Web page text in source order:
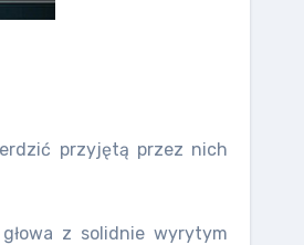
przyjętą przez nich
z solidnie wyrytym